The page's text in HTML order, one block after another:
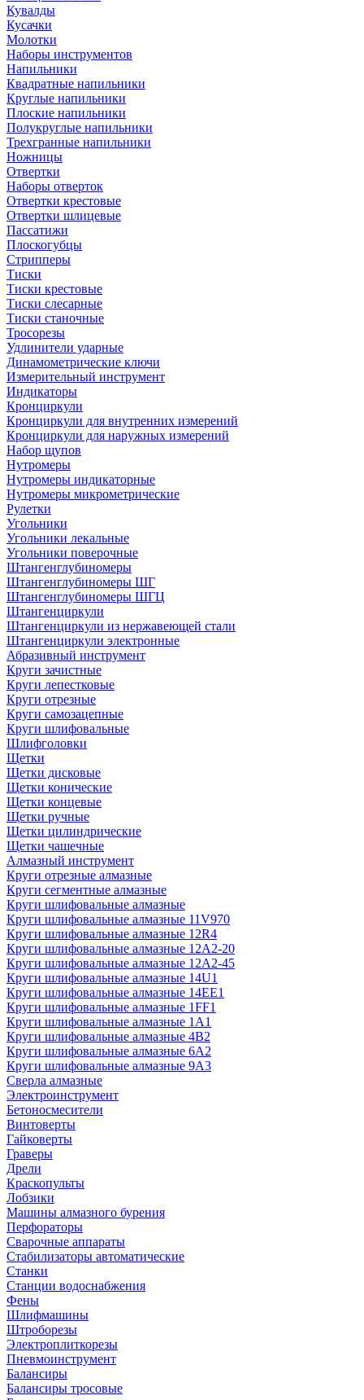
Кувалды
Кусачки
Молотки
Наборы инструментов
Напильники
Квадратные напильники
Круглые напильники
Плоские напильники
Полукруглые напильники
Трехгранные напильники
Ножницы
Отвертки
Наборы отверток
Отвертки крестовые
Отвертки шлицевые
Пассатижи
Плоскогубцы
Стрипперы
Тиски
Тиски крестовые
Тиски слесарные
Тиски станочные
Тросорезы
Удлинители ударные
Динамометрические ключи
Измерительный инструмент
Индикаторы
Кронциркули
Кронциркули для внутренних измерений
Кронциркули для наружных измерений
Набор щупов
Нутромеры
Нутромеры индикаторные
Нутромеры микрометрические
Рулетки
Угольники
Угольники лекальные
Угольники поверочные
Штангенглубиномеры
Штангенглубиномеры ШГ
Штангенглубиномеры ШГЦ
Штангенциркули
Штангенциркули из нержавеющей стали
Штангенциркули электронные
Абразивный инструмент
Круги зачистные
Круги лепестковые
Круги отрезные
Круги самозацепные
Круги шлифовальные
Шлифголовки
Щетки
Щетки дисковые
Щетки конические
Щетки концевые
Щетки ручные
Щетки цилиндрические
Щетки чашечные
Алмазный инструмент
Круги отрезные алмазные
Круги сегментные алмазные
Круги шлифовальные алмазные
Круги шлифовальные алмазные 11V970
Круги шлифовальные алмазные 12R4
Круги шлифовальные алмазные 12А2-20
Круги шлифовальные алмазные 12А2-45
Круги шлифовальные алмазные 14U1
Круги шлифовальные алмазные 14ЕЕ1
Круги шлифовальные алмазные 1FF1
Круги шлифовальные алмазные 1А1
Круги шлифовальные алмазные 4В2
Круги шлифовальные алмазные 6A2
Круги шлифовальные алмазные 9А3
Сверла алмазные
Электроинструмент
Бетоносмесители
Винтоверты
Гайковерты
Граверы
Дрели
Краскопульты
Лобзики
Машины алмазного бурения
Перфораторы
Сварочные аппараты
Стабилизаторы автоматические
Станки
Станции водоснабжения
Фены
Шлифмашины
Штроборезы
Электроплиткорезы
Пневмоинструмент
Балансиры
Балансиры тросовые